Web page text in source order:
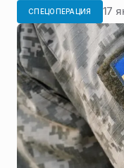
СПЕЦОПЕРАЦИЯ 17